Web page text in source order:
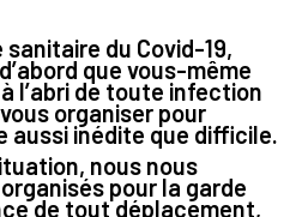
du Covid-19,
que vous-même
l’abri de toute infection
organiser pour
aussi inédite que difficile.
nous nous
pour la garde
de tout déplacement,